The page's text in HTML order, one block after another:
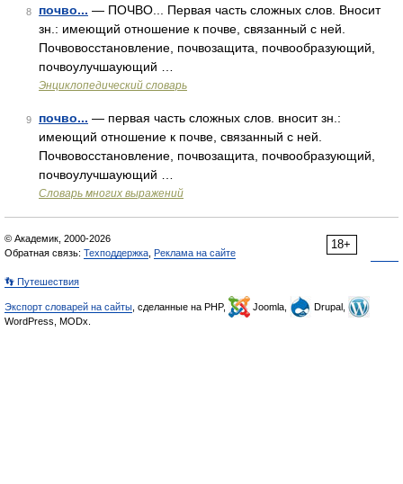
8 почво... — ПОЧВО... Первая часть сложных слов. Вносит
зн.: имеющий отношение к почве, связанный с ней.
Почвовосстановление, почвозащита, почвообразующий,
почвоулучшаующий …
Энциклопедический словарь
9 почво... — первая часть сложных слов. вносит зн.:
имеющий отношение к почве, связанный с ней.
Почвовосстановление, почвозащита, почвообразующий,
почвоулучшаующий …
Словарь многих выражений
18+
© Академик, 2000-2026
Обратная связь: Техподдержка Реклама на сайте
👣 Путешествия
Экспорт словарей на сайты , сделанные на PHP, Joomla,
Drupal,
WordPress, MODx.